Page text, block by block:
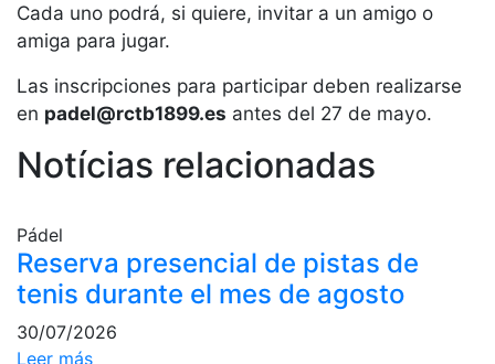
Servicios
Instalaciones
Preguntas
Frecuentes
Trabaja con
Área deportiva
Tenis
Escuela de
tenis
Cada uno podrá, si quiere, invitar a un amigo o
amiga para jugar.
Las inscripciones para participar deben realizarse
en padel@rctb1899.es antes del 27 de mayo.
Notícias relacionadas
Pádel
Reserva presencial de pistas de
tenis durante el mes de agosto
30/07/2026
Leer más